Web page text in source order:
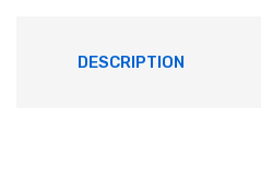
DESCRIPTION